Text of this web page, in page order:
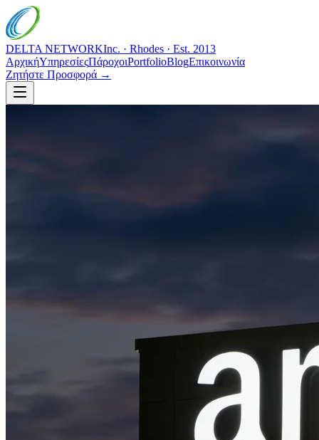
DELTA NETWORKInc. · Rhodes · Est. 2013
ΑρχικήΥπηρεσίεςΠάροχοιPortfolioBlogΕπικοινωνία
Ζητήστε Προσφορά →